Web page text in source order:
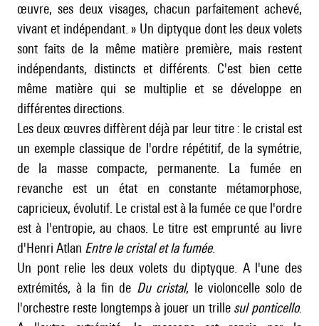
œuvre, ses deux visages, chacun parfaitement achevé,
vivant et indépendant. » Un diptyque dont les deux volets
sont faits de la même matière première, mais restent
indépendants, distincts et différents. C'est bien cette
même matière qui se multiplie et se développe en
différentes directions.
Les deux œuvres diffèrent déjà par leur titre : le cristal est
un exemple classique de l'ordre répétitif, de la symétrie,
de la masse compacte, permanente. La fumée en
revanche est un état en constante métamorphose,
capricieux, évolutif. Le cristal est à la fumée ce que l'ordre
est à l'entropie, au chaos. Le titre est emprunté au livre
d'Henri Atlan Entre le cristal et la fumée.
Un pont relie les deux volets du diptyque. A l'une des
extrémités, à la fin de Du cristal, le violoncelle solo de
l'orchestre reste longtemps à jouer un trille sul ponticello.